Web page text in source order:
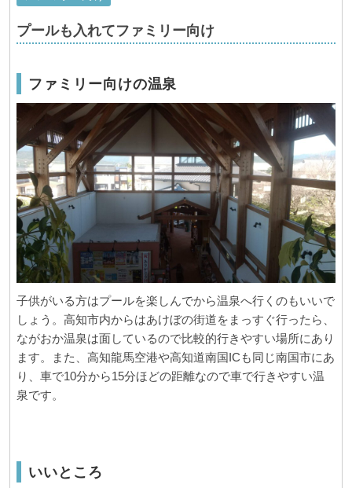
プールも入れてファミリー向け
ファミリー向けの温泉
子供がいる方はプールを楽しんでから温泉へ行くのもいいで
しょう。高知市内からはあけぼの街道をまっすぐ行ったら、
ながおか温泉は面しているので比較的行きやすい場所にあり
ます。また、高知龍馬空港や高知道南国ICも同じ南国市にあ
り、車で10分から15分ほどの距離なので車で行きやすい温
泉です。
いいところ